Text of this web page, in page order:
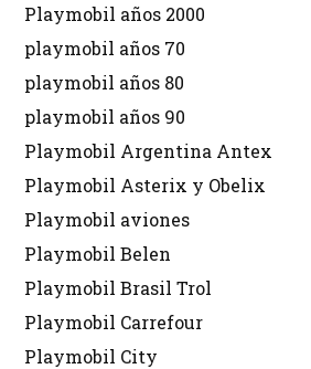
Playmobil años 2000
playmobil años 70
playmobil años 80
playmobil años 90
Playmobil Argentina Antex
Playmobil Asterix y Obelix
Playmobil aviones
Playmobil Belen
Playmobil Brasil Trol
Playmobil Carrefour
Playmobil City